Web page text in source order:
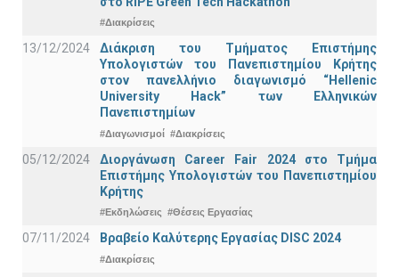
#Διακρίσεις
13/12/2024
Διάκριση του Τμήματος Επιστήμης
Υπολογιστών του Πανεπιστημίου Κρήτης
στον πανελλήνιο διαγωνισμό “Hellenic
University Hack” των Ελληνικών
Πανεπιστημίων
#Διαγωνισμοί #Διακρίσεις
05/12/2024
Διοργάνωση Career Fair 2024 στο Τμήμα
Επιστήμης Υπολογιστών του Πανεπιστημίου
Κρήτης
#Εκδηλώσεις #Θέσεις Εργασίας
07/11/2024 Βραβείο Καλύτερης Εργασίας DISC 2024
#Διακρίσεις